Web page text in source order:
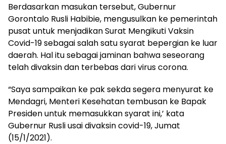
Berdasarkan masukan tersebut, Gubernur
Gorontalo Rusli Habibie, mengusulkan ke pemerintah
pusat untuk menjadikan Surat Mengikuti Vaksin
Covid-19 sebagai salah satu syarat bepergian ke luar
daerah. Hal itu sebagai jaminan bahwa seseorang
telah divaksin dan terbebas dari virus corona.
“Saya sampaikan ke pak sekda segera menyurat ke
Mendagri, Menteri Kesehatan tembusan ke Bapak
Presiden untuk memasukkan syarat ini,’ kata
Gubernur Rusli usai divaksin covid-19, Jumat
(15/1/2021).